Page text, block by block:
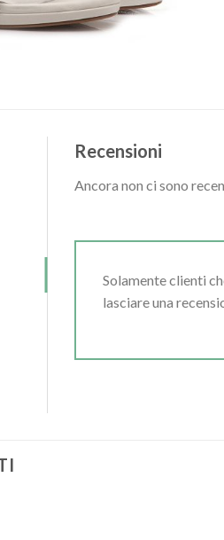
Recensioni
Ancora non ci sono
Solamente clienti
lasciare una